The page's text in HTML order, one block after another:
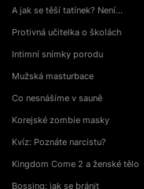
A jak se těší tatínek? Není…
Protivná učitelka o školách
Intimní snímky porodu
Mužská masturbace
Co nesnášíme v sauně
Korejské zombie masky
Kvíz: Poznáte narcistu?
Kingdom Come 2 a ženské tělo
Bossing: jak se bránit